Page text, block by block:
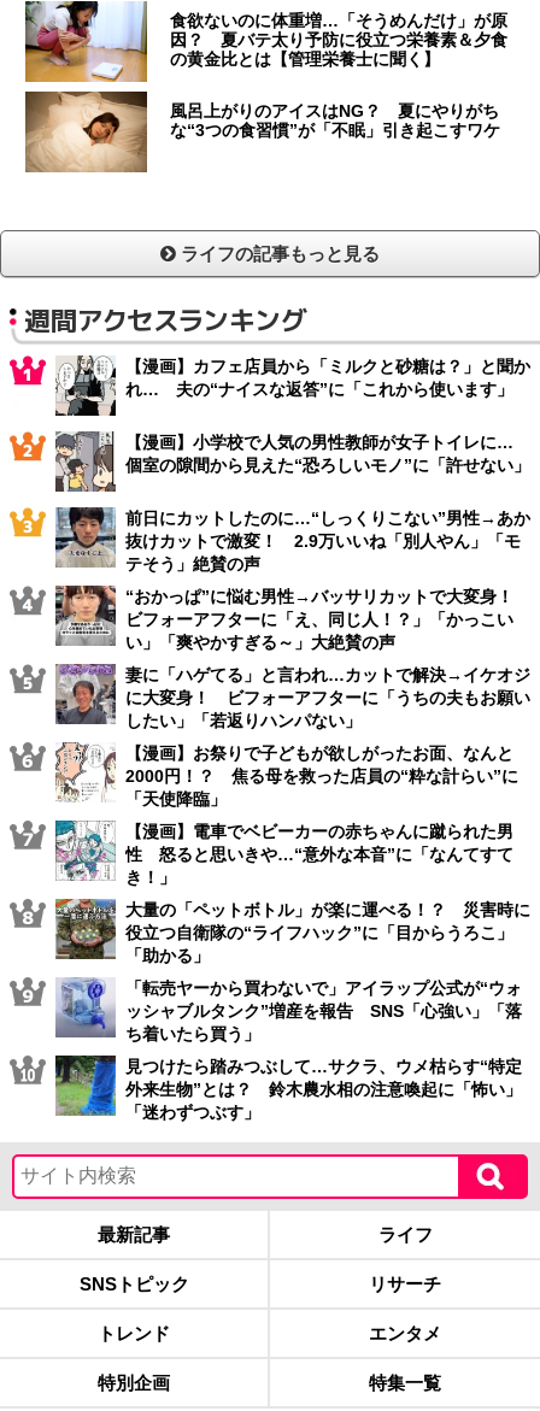
食欲ないのに体重増…「そうめんだけ」が原
因？ 夏バテ太り予防に役立つ栄養素＆夕食
の黄金比とは【管理栄養士に聞く】
風呂上がりのアイスはNG？ 夏にやりがち
な“3つの食習慣”が「不眠」引き起こすワケ
ライフの記事もっと見る
週間アクセスランキング
【漫画】カフェ店員から「ミルクと砂糖は？」と聞か
れ… 夫の“ナイスな返答”に「これから使います」
【漫画】小学校で人気の男性教師が女子トイレに…
個室の隙間から見えた“恐ろしいモノ”に「許せない」
前日にカットしたのに…“しっくりこない”男性→あか
抜けカットで激変！ 2.9万いいね「別人やん」「モ
テそう」絶賛の声
“おかっぱ”に悩む男性→バッサリカットで大変身！
ビフォーアフターに「え、同じ人！？」「かっこい
い」「爽やかすぎる～」大絶賛の声
妻に「ハゲてる」と言われ…カットで解決→イケオジ
に大変身！ ビフォーアフターに「うちの夫もお願い
したい」「若返りハンパない」
【漫画】お祭りで子どもが欲しがったお面、なんと
2000円！？ 焦る母を救った店員の“粋な計らい”に
「天使降臨」
【漫画】電車でベビーカーの赤ちゃんに蹴られた男
性 怒ると思いきや…“意外な本音”に「なんてすて
き！」
大量の「ペットボトル」が楽に運べる！？ 災害時に
役立つ自衛隊の“ライフハック”に「目からうろこ」
「助かる」
「転売ヤーから買わないで」アイラップ公式が“ウォ
ッシャブルタンク”増産を報告 SNS「心強い」「落
ち着いたら買う」
見つけたら踏みつぶして…サクラ、ウメ枯らす“特定
外来生物”とは？ 鈴木農水相の注意喚起に「怖い」
「迷わずつぶす」
最新記事 ライフ
SNSトピック リサーチ
トレンド エンタメ
特別企画 特集一覧